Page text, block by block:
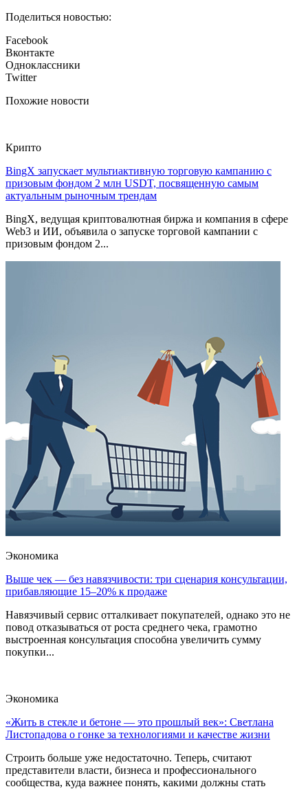
Поделиться новостью:
Facebook
Вконтакте
Одноклассники
Twitter
Похожие новости
Крипто
BingX запускает мультиактивную торговую кампанию с
призовым фондом 2 млн USDT, посвященную самым
актуальным рыночным трендам
BingX, ведущая криптовалютная биржа и компания в сфере
Web3 и ИИ, объявила о запуске торговой кампании с
призовым фондом 2...
Экономика
Выше чек — без навязчивости: три сценария консультации,
прибавляющие 15–20% к продаже
Навязчивый сервис отталкивает покупателей, однако это не
повод отказываться от роста среднего чека, грамотно
выстроенная консультация способна увеличить сумму
покупки...
Экономика
«Жить в стекле и бетоне — это прошлый век»: Светлана
Листопадова о гонке за технологиями и качестве жизни
Строить больше уже недостаточно. Теперь, считают
представители власти, бизнеса и профессионального
сообщества, куда важнее понять, какими должны стать